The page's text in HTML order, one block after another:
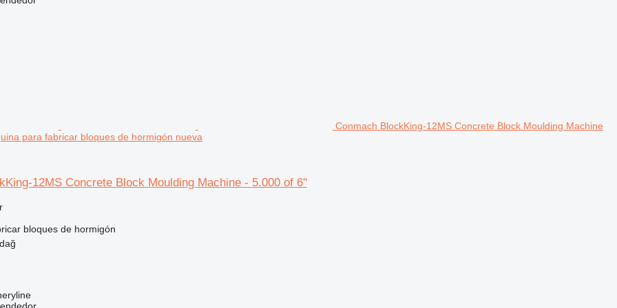
Conmach BlockKing-12MS Concrete Block Moulding Machine
para fabricar bloques de hormigón nueva
12MS Concrete Block Moulding Machine - 5.000 of 6''
bloques de hormigón